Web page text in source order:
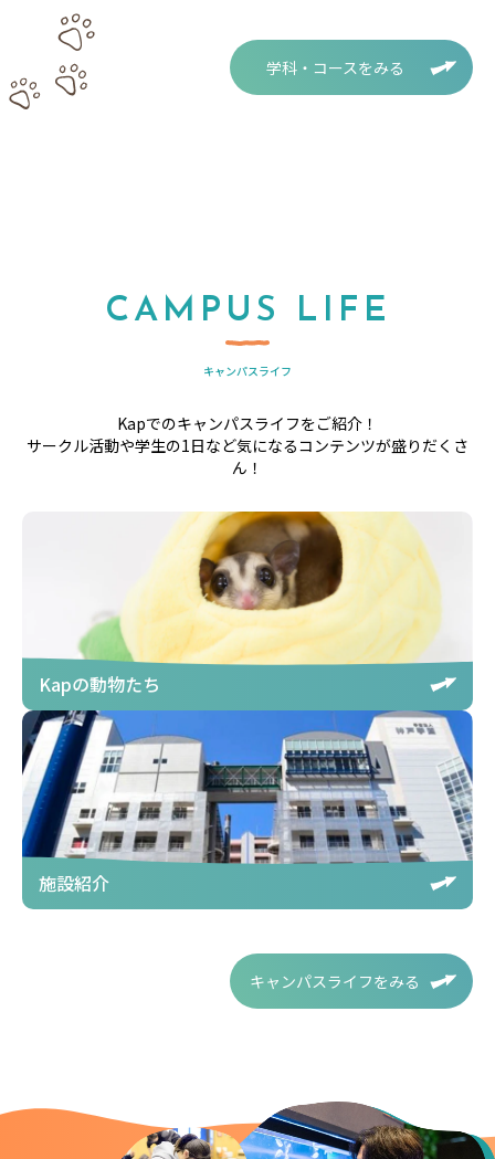
学科・コースをみる
CAMPUS LIFE
キャンパスライフ
Kapでのキャンパスライフをご紹介！
サークル活動や学生の1日など気になるコンテンツが盛りだくさ
ん！
Kapの動物たち
施設紹介
キャンパスライフをみる